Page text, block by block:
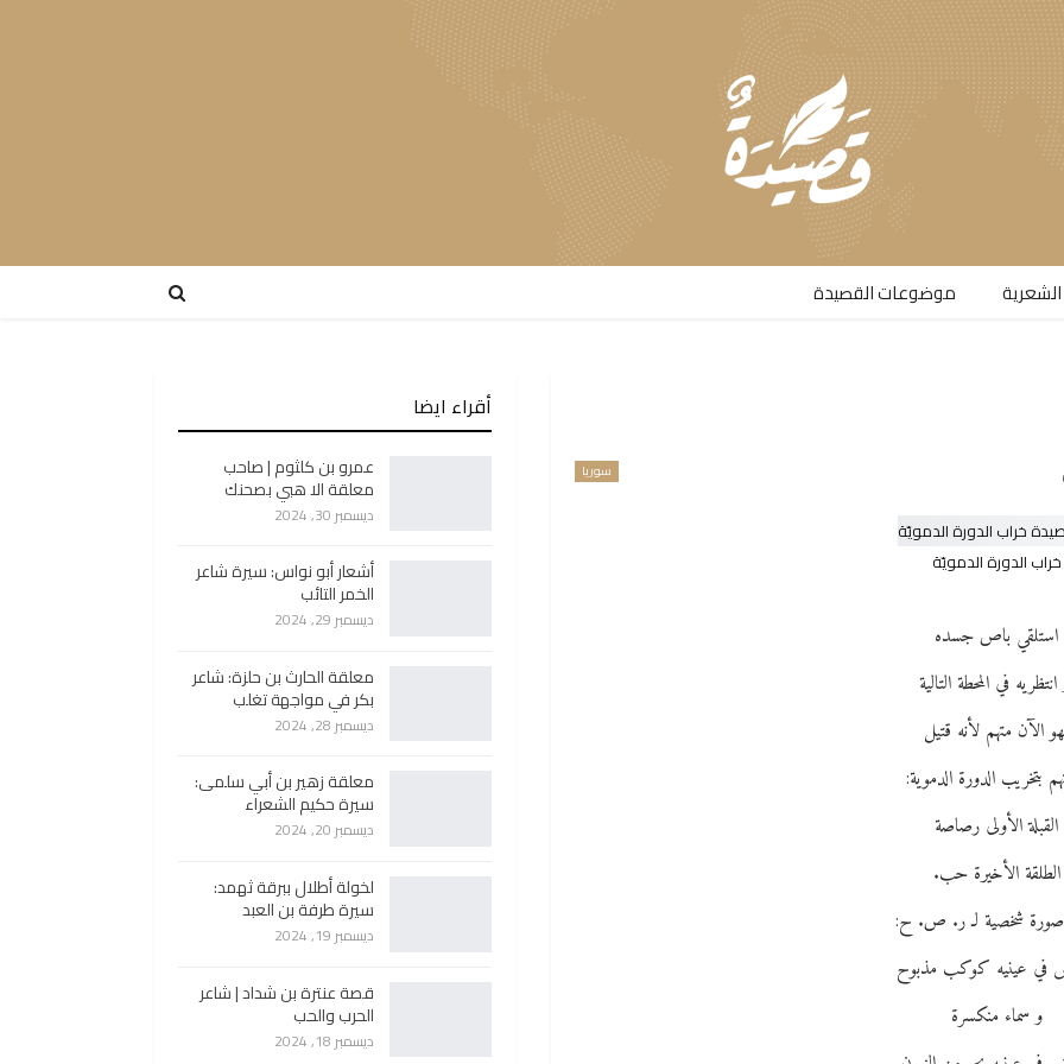
موضوعات القصيدة​
سوريا
خراب الدورة الدمويّة
استلقي باص جسده
في المحطة التالية
الآن متهم لأنه قتيل
بتخريب الدورة الدموية:
القبلة الأولى رصاصة
الطلقة الأخيرة حب.
في عينيه كوكب مذبوح
و سماء منكسرة
أقراء ايضا
عمرو بن كلثوم | صاحب
معلقة الا هبي بصحنك
ديسمبر 30, 2024
أشعار أبو نواس: سيرة شاعر
الخمر التائب
ديسمبر 29, 2024
معلقة الحارث بن حلزة: شاعر
بكر في مواجهة تغلب
ديسمبر 28, 2024
معلقة زهير بن أبي سلمى:
سيرة حكيم الشعراء
ديسمبر 20, 2024
لخولة أطلال ببرقة ثهمد:
سيرة طرفة بن العبد
ديسمبر 19, 2024
قصة عنترة بن شداد | شاعر
الحرب والحب
ديسمبر 18, 2024